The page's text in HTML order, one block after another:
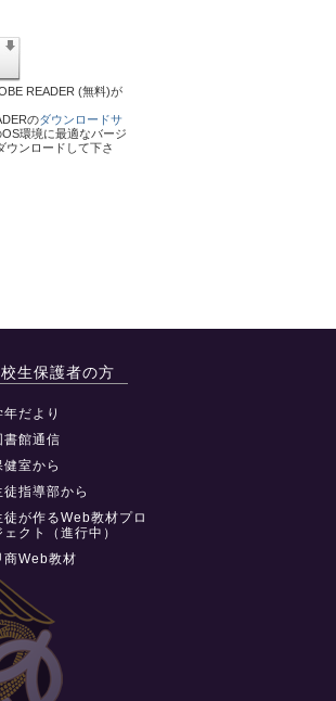
READER (無料)が
のダウンロードサ
環境に最適なバージ
ウンロードして下さ
生保護者の方
年だより
書館通信
健室から
徒指導部から
徒が作るWeb教材プロ
ェクト（進行中）
商Web教材